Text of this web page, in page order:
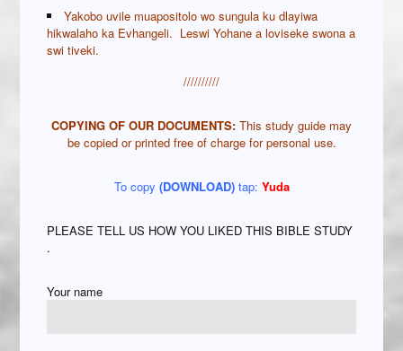
Yakobo uvile muapositolo wo sungula ku dlayiwa
hikwalaho ka Evhangeli. Leswi Yohane a loviseke swona a
swi tiveki.
//////////
COPYING OF OUR DOCUMENTS: This study guide may
be copied or printed free of charge for personal use.
To copy (DOWNLOAD)tap: Yuda
PLEASE TELL US HOW YOU LIKED THIS BIBLE STUDY
.
Your name